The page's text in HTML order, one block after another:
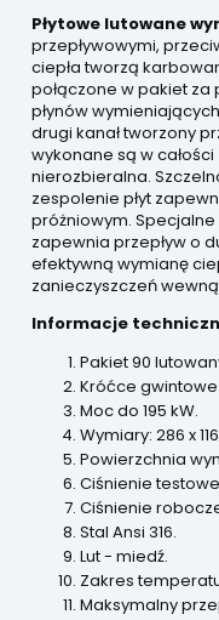
Płytowe lutowane
przepływowymi,
ciepła tworzą
połączone w pakiet za
płynów
drugi kanał tworzony
wykonane są w
nierozbieralna.
zespolenie płyt
próżniowym.
zapewnia przepływ o
efektywną wymianę
zanieczyszczeń
Informacje
Pakiet 90
Króćce gwintowe
Moc do 195 kW.
Wymiary: 286 x
Powierzchnia
Ciśnienie
Ciśnienie
Stal Ansi 316.
Lut - miedź.
Zakres
Maksymalny